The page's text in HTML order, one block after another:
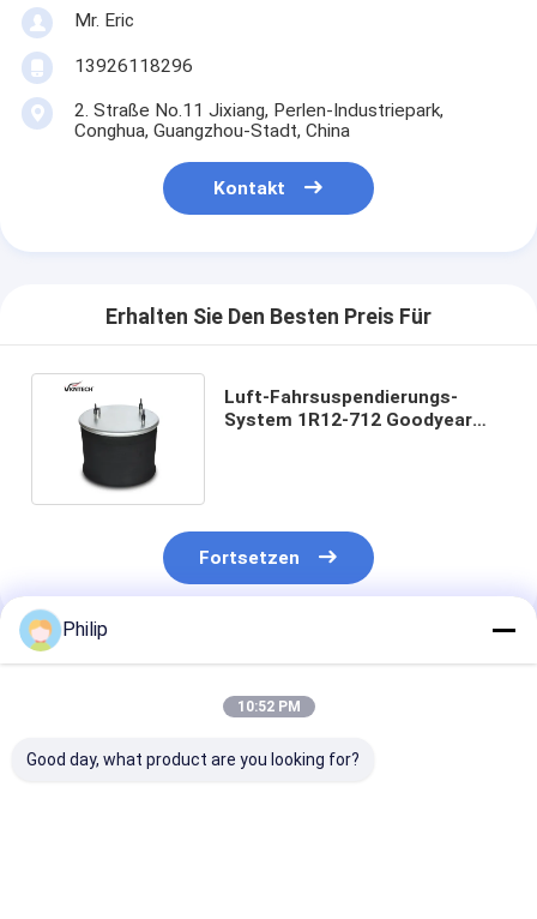
Mr. Eric
13926118296
2. Straße No.11 Jixiang, Perlen-Industriepark,
Conghua, Guangzhou-Stadt, China
Kontakt
Erhalten Sie Den Besten Preis Für
Luft-Fahrsuspendierungs-
System 1R12-712 Goodyear
Fortsetzen
Empfohlene Produkte
Philip
10:52 PM
Good day, what product are you looking for?